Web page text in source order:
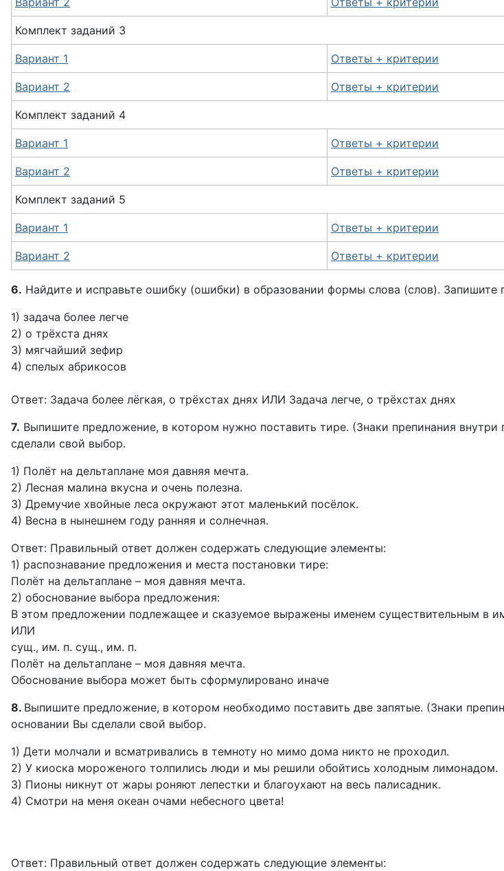
Комплект заданий 3
Вариант 1 Ответы + критерии
Вариант 2 Ответы + критерии
Комплект заданий 4
Вариант 1 Ответы + критерии
Вариант 2 Ответы + критерии
Комплект заданий 5
Вариант 1 Ответы + критерии
Вариант 2 Ответы + критерии
6. Найдите и исправьте ошибку (ошибки) в образовании формы слова (слов). Запишите
1) задача более легче
2) о трёхста днях
3) мягчайший зефир
4) спелых абрикосов
Ответ: Задача более лёгкая, о трёхстах днях ИЛИ Задача легче, о трёхстах днях
7. Выпишите предложение, в котором нужно поставить тире. (Знаки препинания
сделали свой выбор.
1) Полёт на дельтаплане моя давняя мечта.
2) Лесная малина вкусна и очень полезна.
3) Дремучие хвойные леса окружают этот маленький посёлок.
4) Весна в нынешнем году ранняя и солнечная.
Ответ: Правильный ответ должен содержать следующие элементы:
1) распознавание предложения и места постановки тире:
Полёт на дельтаплане – моя давняя мечта.
2) обоснование выбора предложения:
В этом предложении подлежащее и сказуемое выражены именем существительным в
ИЛИ
сущ., им. п. сущ., им. п.
Полёт на дельтаплане – моя давняя мечта.
Обоснование выбора может быть сформулировано иначе
8. Выпишите предложение, в котором необходимо поставить две запятые. (Знаки
основании Вы сделали свой выбор.
1) Дети молчали и всматривались в темноту но мимо дома никто не проходил.
2) У киоска мороженого толпились люди и мы решили обойтись холодным лимонадом.
3) Пионы никнут от жары роняют лепестки и благоухают на весь палисадник.
4) Смотри на меня океан очами небесного цвета!
Ответ: Правильный ответ должен содержать следующие элементы: